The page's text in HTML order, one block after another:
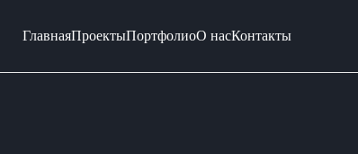
ГлавнаяПроектыПортфолиоО насКонтакты